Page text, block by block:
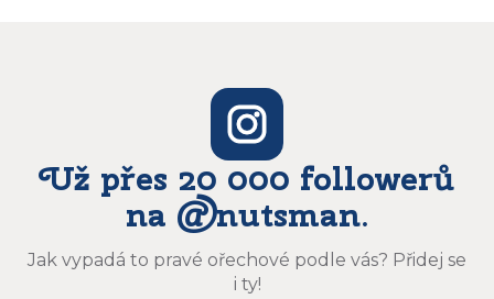
Už přes 20 000 followerů
na @nutsman.
Jak vypadá to pravé ořechové podle vás? Přidej se
i ty!